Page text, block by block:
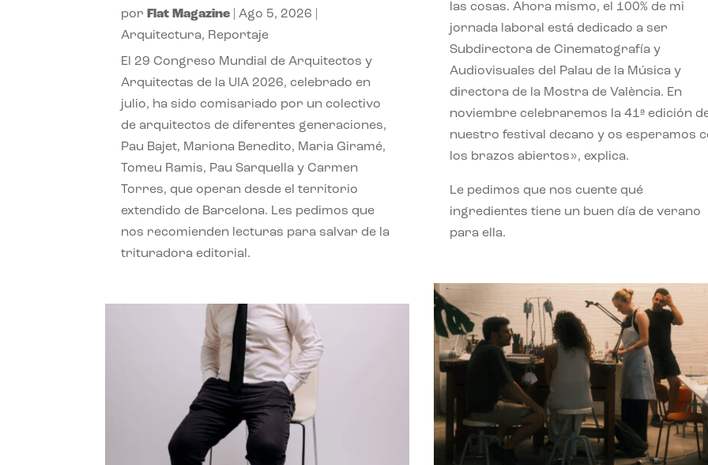
por Flat Magazine |Ago 5, 2026
Arquitectura, Reportaje
El 29 Congreso Mundial de Arquitectos y
Arquitectas de la UIA 2026, celebrado en
julio, ha sido comisariado por un colectivo
de arquitectos de diferentes generaciones,
Pau Bajet, Mariona Benedito, Maria Giramé,
Tomeu Ramis, Pau Sarquella y Carmen
Torres, que operan desde el territorio
extendido de Barcelona. Les pedimos que
nos recomienden lecturas para salvar de la
trituradora editorial.
las cosas. Ahora mismo, el 100% de mi
jornada laboral está dedicado a ser
Subdirectora de Cinematografía y
Audiovisuales del Palau de la Música y
directora de la Mostra de València. En
noviembre celebraremos la 41ª edición
nuestro festival decano y os esperamos
los brazos abiertos», explica.
Le pedimos que nos cuente qué
ingredientes tiene un buen día de verano
para ella.